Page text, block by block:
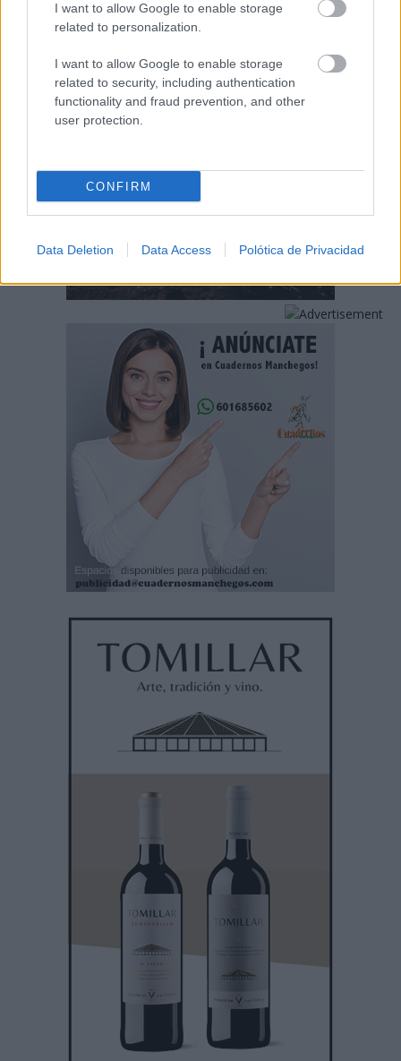
I want to allow Google to enable storage
related to personalization.
I want to allow Google to enable storage
related to security, including authentication
functionality and fraud prevention, and other
user protection.
CONFIRM
Data Deletion Data Access Polótica de Privacidad